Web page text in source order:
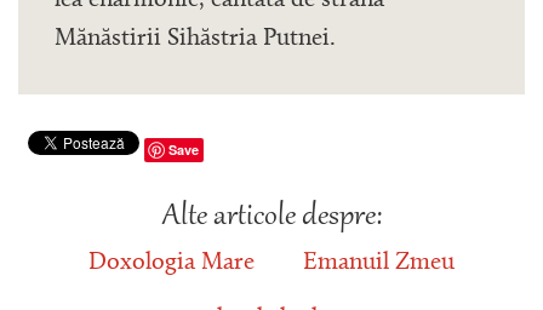
Mănăstirii Sihăstria Putnei.
Save
Alte articole despre:
Doxologia Mare Emanuil Zmeu